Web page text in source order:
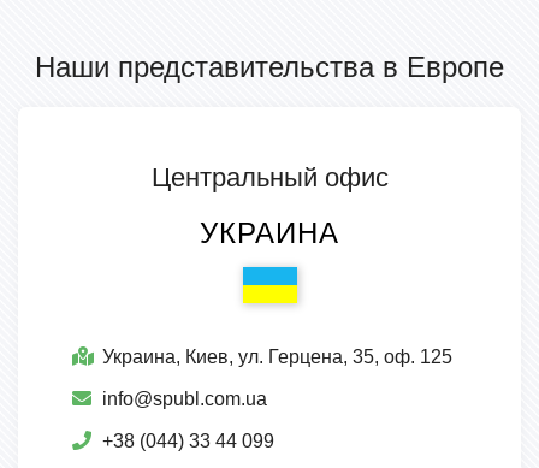
Наши представительства в Европе
Центральный офис
УКРАИНА
Украина, Киев, ул. Герцена, 35, оф. 125
info@spubl.com.ua
+38 (044) 33 44 099